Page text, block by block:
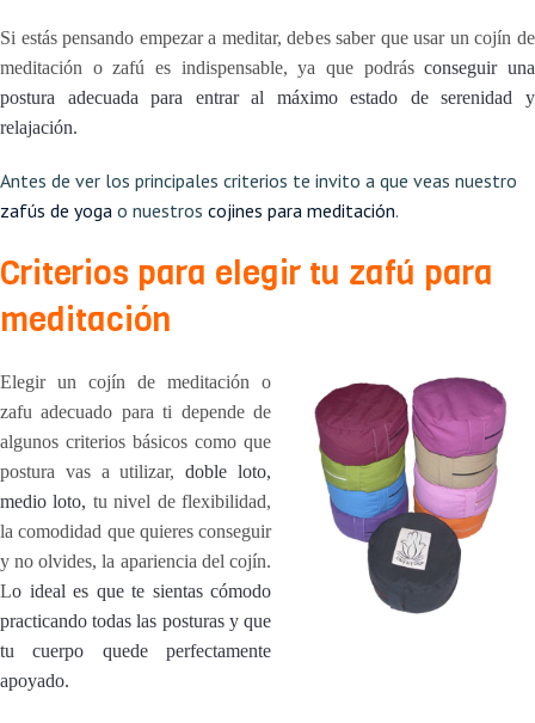
Si estás pensando empezar a meditar, debes saber que usar un cojín de
meditación o zafú es indispensable, ya que podrásconseguir una
postura adecuada para entrar al máximo estado de serenidad y
relajación.
Antes de ver los principales criterios te invito a que veas nuestro
zafús de yoga o nuestros cojines para meditación.
Criterios para elegir tu zafú para
meditación
Elegir un cojín de meditación o
zafu adecuado para ti depende de
algunos criterios básicos como que
postura vas a utilizar,doble loto,
medio loto, tu nivel de flexibilidad,
la comodidad que quieres conseguir
y no olvides, la apariencia del cojín.
Lo ideal es que te sientas cómodo
practicando todas las posturas y que
tu cuerpo quede perfectamente
apoyado.